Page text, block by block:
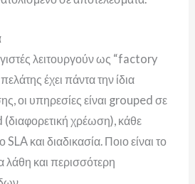
λειτουργούν ως “factory
έχει πάντα την ίδια
οι υπηρεσίες είναι grouped σε
χρέωση), κάθε
και διαδικασία. Ποιο είναι το
λάθη και περισσότερη